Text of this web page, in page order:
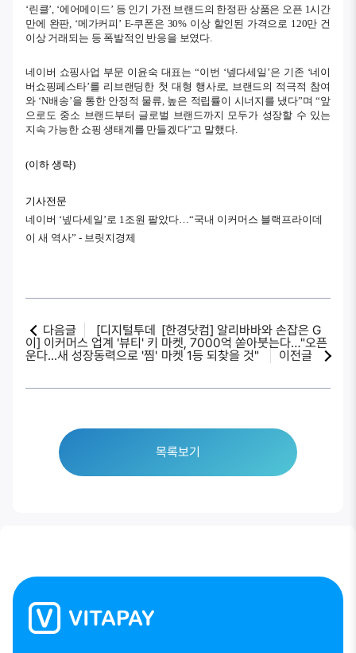
‘린클’, ‘에어메이드’ 등 인기 가전 브랜드의 한정판 상품은 오픈 1시간
만에 완판, ‘메가커피’ E-쿠폰은 30% 이상 할인된 가격으로 120만 건
이상 거래되는 등 폭발적인 반응을 보였다.
네이버 쇼핑사업 부문 이윤숙 대표는 “이번 ‘넾다세일’은 기존 ‘네이
버쇼핑페스타’를 리브랜딩한 첫 대형 행사로, 브랜드의 적극적 참여
와 ‘N배송’을 통한 안정적 물류, 높은 적립률이 시너지를 냈다”며“앞
으로도 중소 브랜드부터 글로벌 브랜드까지 모두가 성장할 수 있는
지속 가능한 쇼핑 생태계를 만들겠다”고 말했다.
(이하 생략)
기사전문
네이버 ‘넾다세일’로 1조원 팔았다…“국내 이커머스 블랙프라이데
이 새 역사” - 브릿지경제
다음글
[디지털투데
이] 이커머스 업계 '뷰티' 키
운다...새 성장동력으로 '찜'
[한경닷컴] 알리바바와 손잡은 G
마켓, 7000억 쏟아붓는다…"오픈
마켓 1등 되찾을 것"
이전글
목록보기